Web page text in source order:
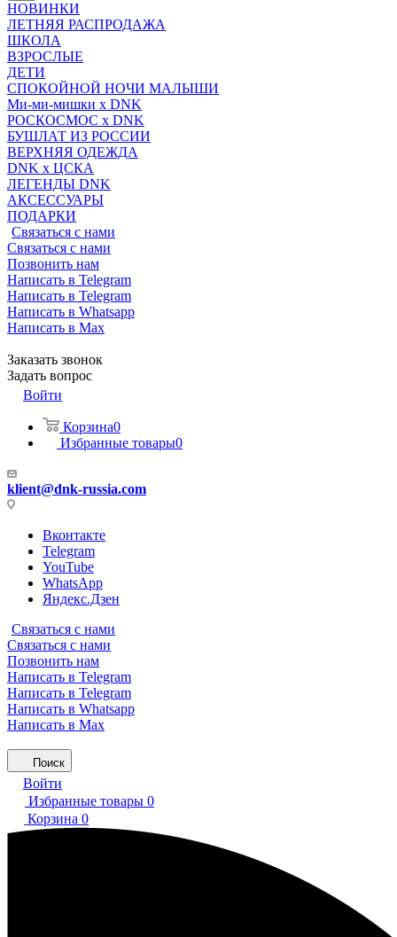
НОВИНКИ
ЛЕТНЯЯ РАСПРОДАЖА
ШКОЛА
ВЗРОСЛЫЕ
ДЕТИ
СПОКОЙНОЙ НОЧИ МАЛЫШИ
Ми-ми-мишки x DNK
РОСКОСМОС x DNK
БУШЛАТ ИЗ РОССИИ
ВЕРХНЯЯ ОДЕЖДА
DNK x ЦСКА
ЛЕГЕНДЫ DNK
АКСЕССУАРЫ
ПОДАРКИ
Связаться с нами
Связаться с нами
Позвонить нам
Написать в Telegram
Написать в Telegram
Написать в Whatsapp
Написать в Max
Заказать звонок
Задать вопрос
Войти
Корзина0
Избранные товары0
klient@dnk-russia.com
Вконтакте
Telegram
YouTube
WhatsApp
Яндекс.Дзен
Связаться с нами
Связаться с нами
Позвонить нам
Написать в Telegram
Написать в Telegram
Написать в Whatsapp
Написать в Max
Поиск
Войти
Избранные товары 0
Корзина 0